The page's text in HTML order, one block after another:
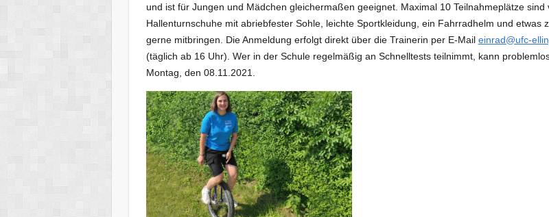
und ist für Jungen und Mädchen gleichermaßen geeignet. Maximal 10 Teilnahmeplätze
Hallenturnschuhe mit abriebfester Sohle, leichte Sportkleidung, ein Fahrradhelm und etwas
gerne mitbringen. Die Anmeldung erfolgt direkt über die Trainerin per E-Mail einrad@ufc-
(täglich ab 16 Uhr). Wer in der Schule regelmäßig an Schnelltests teilnimmt, kann
Montag, den 08.11.2021.